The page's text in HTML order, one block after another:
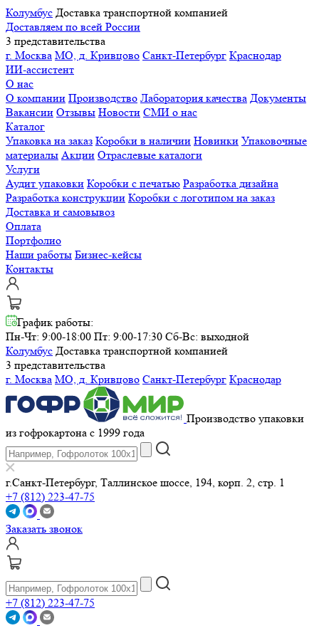
Колумбус Доставка транспортной компанией
Доставляем по всей России
3 представительства
г. Москва МО, д. Кривцово Санкт-Петербург Краснодар
ИИ-ассистент
О нас
О компании Производство Лаборатория качества Документы
Вакансии Отзывы Новости СМИ о нас
Каталог
Упаковка на заказ Коробки в наличии Новинки Упаковочные
материалы Акции Отраслевые каталоги
Услуги
Аудит упаковки Коробки с печатью Разработка дизайна
Разработка конструкции Коробки с логотипом на заказ
Доставка и самовывоз
Оплата
Портфолио
Наши работы Бизнес-кейсы
Контакты
График работы:
Пн-Чт: 9:00-18:00 Пт: 9:00-17:30 Сб-Вс: выходной
Колумбус Доставка транспортной компанией
3 представительства
г. Москва МО, д. Кривцово Санкт-Петербург Краснодар
Производство упаковки
из гофрокартона с 1999 года
г.Санкт-Петербург, Таллинское шоссе, 194, корп. 2, стр. 1
+7 (812) 223-47-75
Заказать звонок
+7 (812) 223-47-75